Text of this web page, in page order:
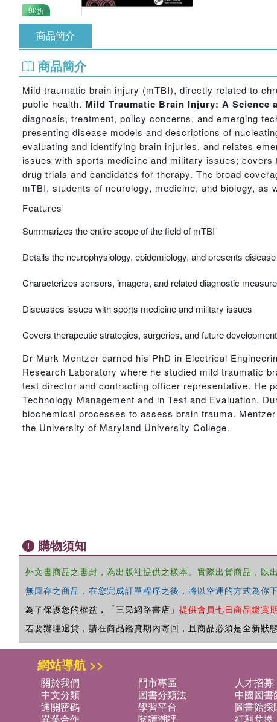
90折
商品簡介
商品簡介
Mild traumatic brain injury (mTBI), directly related to
public health. Mild Traumatic Brain Injury: A Science
diagnosis, treatment, policy concerns, and emerging
presenting disease models and descriptions of
evaluating and identifying brain injuries, and relates
issues with sports medicine and military issues;
drug trials and candidates for therapy. The broad
mTBI, students of neurology, medicine, and biology,
Features
Summarizes the entire scope of the field of mTBI
Details the neurophysiology, epidemiology, and presents
Characterizes sensors, imagers, and related diagnostic
Discusses issues with sports medicine and military issues
Covers therapeutic strategies, surgeries, and future
Dr Mark Mentzer earned his PhD in Electrical
Research Laboratory where he studied mild traumatic
test director and contracting officer representative. He
Technology Management and in Test and Evaluation.
biochemical processes to assess brain trauma.
the University of Maryland University College.
購物須知
外文書商品之書封，為出版社提供之樣本。實際出貨商品，以
無庫存之商品，在您完成訂單程序之後，將以空運的方式為你
為了保護您的權益，「三民網路書店」 提供會員七日商品鑑賞期
若要辦理退貨，請在商品鑑賞期內寄回，且商品必須是全新狀
網站導航 >>
關於我們 門市專區 人才招募
中文分類
圖書分類法 中國圖書
通關密碼
學習平台 圖書館採
異業合作
閱讀潮評 紅利兌換